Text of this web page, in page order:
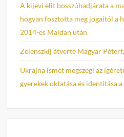
A kijevi elit bosszúhadjárata a
hogyan fosztotta meg jogaitól a
2014-es Maidan után
Zelenszkij átverte Magyar
Ukrajna ismét megszegi az
gyerekek oktatása és identitása